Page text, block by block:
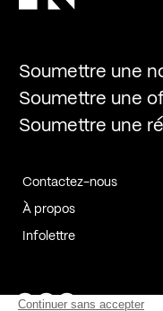
Soumettre une
Soumettre une
Soumettre une
Contactez-nous
À propos
Infolettre
Page Facebook de
Page Instagram
Page Linkedin